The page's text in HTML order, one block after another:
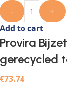
-
+
Add to cart
Provira
gerecycled
€73.74